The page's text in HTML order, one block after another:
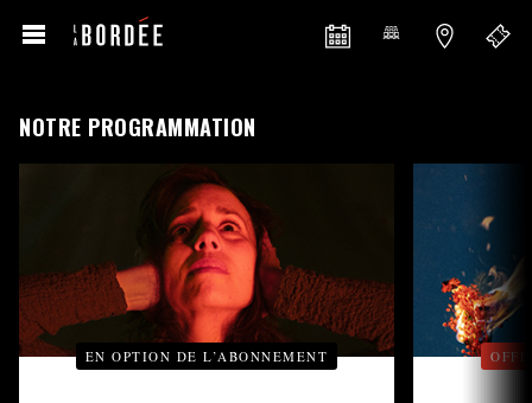
NOTRE PROGRAMMATION
EN OPTION DE L’ABONNEMENT